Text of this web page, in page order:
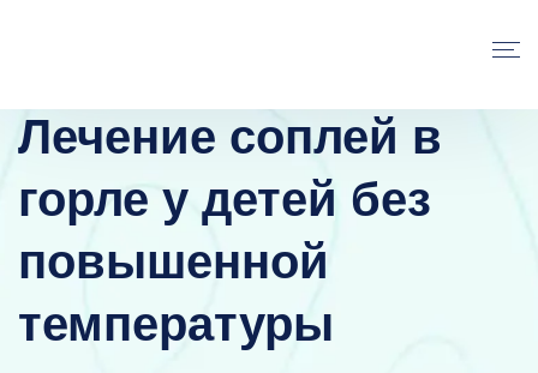
Лечение соплей в
горле у детей без
повышенной
температуры